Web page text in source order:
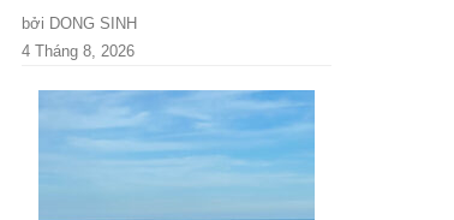
bởi DONG SINH
4 Tháng 8, 2026